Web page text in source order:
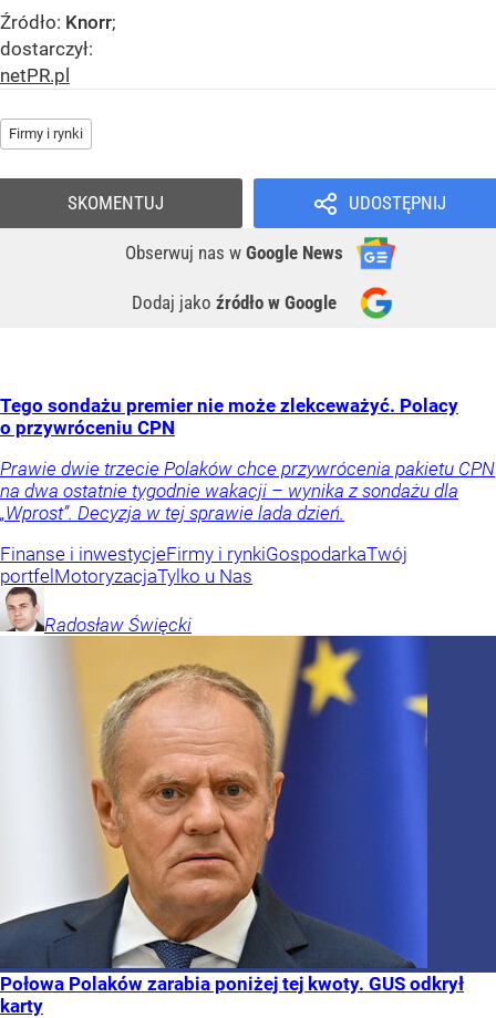
Źródło: Knorr;
dostarczył:
netPR.pl
Firmy i rynki
UDOSTĘPNIJ
Obserwuj nas w Google News
Dodaj jako źródło w Google
SKOMENTUJ
Tego sondażu premier nie może zlekceważyć. Polacy
o przywróceniu CPN
Prawie dwie trzecie Polaków chce przywrócenia pakietu CPN
na dwa ostatnie tygodnie wakacji – wynika z sondażu dla
„Wprost”. Decyzja w tej sprawie lada dzień.
Finanse i inwestycjeFirmy i rynkiGospodarkaTwój
portfelMotoryzacjaTylko u Nas
Radosław Święcki
Połowa Polaków zarabia poniżej tej kwoty. GUS odkrył
karty